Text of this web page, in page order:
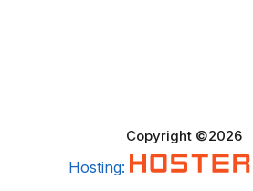
Copyright ©2026
Hosting: